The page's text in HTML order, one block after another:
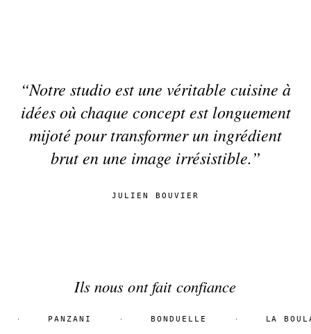
“Notre studio est une véritable cuisine à
idées où chaque concept est longuement
mijoté pour transformer un ingrédient
brut en une image irrésistible.”
JULIEN BOUVIER
Ils nous ont fait confiance
PANZANI BONDUELLE LA